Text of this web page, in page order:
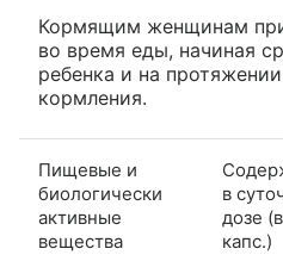
Кормящим женщинам
во время еды, начиная
ребенка и на
кормления.
Пищевые и
биологически
активные
вещества
в
дозе
капс.)